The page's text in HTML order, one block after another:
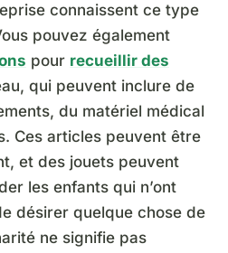
connaissent ce type
pouvez également
pour recueillir des
qui peuvent inclure de
du matériel médical
Ces articles peuvent être
et des jouets peuvent
les enfants qui n’ont
désirer quelque chose de
ne signifie pas